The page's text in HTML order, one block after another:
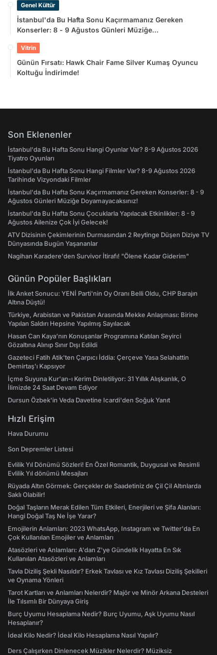
Genel Kültür
İstanbul'da Bu Hafta Sonu Kaçırmamanız Gereken
Konserler: 8 - 9 Ağustos Günleri Müziğe
Vitrin
Günün Fırsatı: Hawk Chair Fame Silver Kumaş Oyuncu
Koltuğu İndirimde!
Son Eklenenler
İstanbul'da Bu Hafta Sonu Hangi Oyunlar Var? 8-9 Ağustos 2026
Tiyatro Oyunları
İstanbul'da Bu Hafta Sonu Hangi Filmler Var? 8-9 Ağustos 2026
Tarihinde Vizyondaki Filmler
İstanbul'da Bu Hafta Sonu Kaçırmamanız Gereken Konserler: 8 - 9
Ağustos Günleri Müziğe Doyamayacaksınız!
İstanbul'da Bu Hafta Sonu Çocuklarla Yapılacak Etkinlikler: 8 - 9
Ağustos Ailenize Çok İyi Gelecek!
ATV Dizisinin Çekimlerinin Durmasından 2 Reytinge Düşen Diziye TV
Dünyasında Bugün Yaşananlar
Nagihan Karadere'den Survivor İtirafı! "Ölene Kadar Giderim"
Günün Popüler Başlıkları
İlk Anket Sonucu: YENİ Parti'nin Oy Oranı Belli Oldu, CHP Barajın
Altına Düştü!
Türkiye, Arabistan ve Pakistan Arasında Mekke Anlaşması: Birine
Yapılan Saldırı Hepsine Yapılmış Sayılacak
Hasan Can Kaya’nın Konuşanlar Programına Katılan Seyirci
Gözaltına Alınıp Sınır Dışı Edildi
Gazeteci Fatih Atik'ten Çarpıcı İddia: Çerçeve Yasa Selahattin
Demirtaş'ı Kapsıyor
İçme Suyuna Kur'an-ı Kerim Dinletiliyor: 31 Yıllık Alışkanlık, O
İlimizde 24 Saat Devam Ediyor
Dursun Özbek'in Veda Davetine Icardi'den Soğuk Yanıt
Hızlı Erişim
Hava Durumu
Son Depremler Listesi
Evlilik Yıl Dönümü Sözleri! En Özel Romantik, Duygusal ve Resimli
Evlilik Yıl dönümü Mesajları
Rüyada Altın Görmek: Gerçekler de Saadetiniz de Çil Çil Altınlarda
Saklı Olabilir!
Doğal Taşların Merak Edilen Tüm Etkileri, Enerjileri ve Şifa Alanları:
Hangi Doğal Taş Ne İşe Yarar?
Emojilerin Anlamları: 2023 WhatsApp, Instagram ve Twitter'da En
Çok Kullanılan Emojiler ve Anlamları
Atasözleri ve Anlamları: A'dan Z'ye Gündelik Hayatta En Sık
Kullanılan Atasözleri ve Anlamları
Tavla Diziliş Şekli Nasıldır? Erkek Tavlası ve Kız Tavlası Diziliş Şekilleri
ve Oynama Yönleri
Tarot Kartları ve Anlamları Nelerdir? Majör ve Minör Arkana Desteleri
İle Tılsımlı Bir Dünyaya Giriş
Burç Uyumu Hesaplama Nedir? Burç Uyumu, Aşk Uyumu Nasıl
Hesaplanır?
İdeal Kilo Nedir? İdeal Kilo Hesaplama Nasıl Yapılır?
Ders Çalışırken Dinlenecek Müzikler Nelerdir? Müziksiz